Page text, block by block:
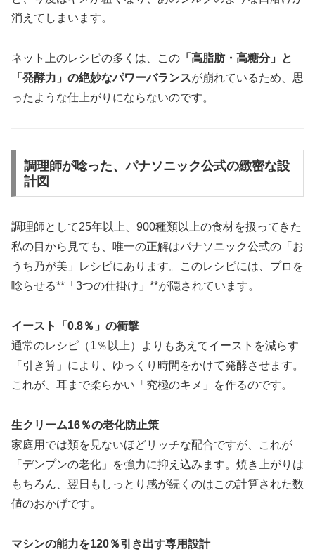
消えてしまいます。
ネット上のレシピの多くは、この 「高脂肪・高糖分」と
「発酵力」の絶妙なパワーバランスが崩れているため、思
ったような仕上がりにならないのです。
調理師が唸った、パナソニック公式の緻密な設
計図
調理師として25年以上、900種類以上の食材を扱ってきた
私の目から見ても、唯一の正解はパナソニック公式の「お
うち乃が美」レシピにあります。このレシピには、プロを
唸らせる**「3つの仕掛け」**が隠されています。
イースト「0.8％」の衝撃
通常のレシピ（1％以上）よりもあえてイーストを減らす
「引き算」により、ゆっくり時間をかけて発酵させます。
これが、耳まで柔らかい「究極のキメ」を作るのです。
生クリーム16％の老化防止策
家庭用では類を見ないほどリッチな配合ですが、これが
「デンプンの老化」を強力に抑え込みます。焼き上がりは
もちろん、翌日もしっとり感が続くのはこの計算された数
値のおかげです。
マシンの能力を120％引き出す専用設計